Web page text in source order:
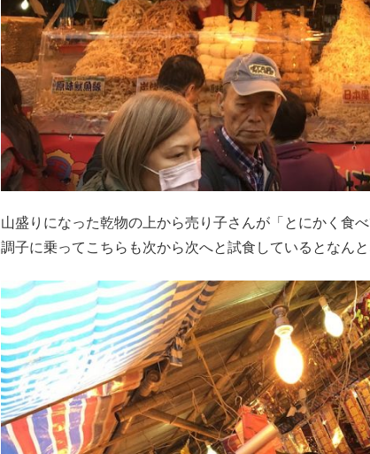
山盛りになった乾物の上から売り子さんが「とにかく食
調子に乗ってこちらも次から次へと試食しているとなんと